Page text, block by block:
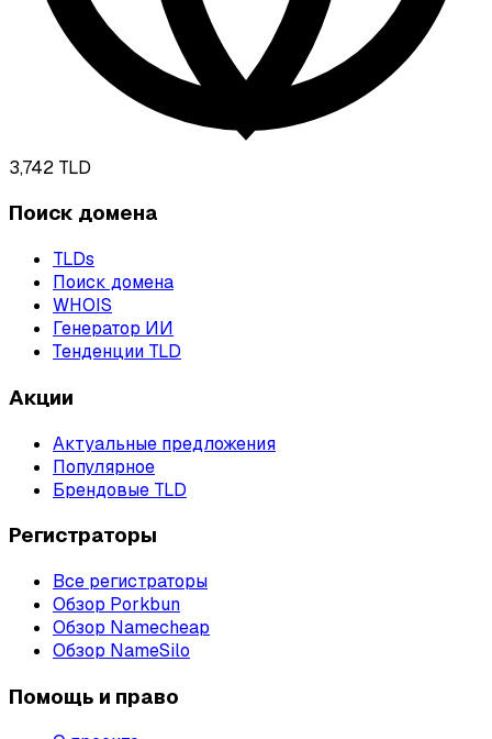
3,742 TLD
Поиск домена
TLDs
Поиск домена
WHOIS
Генератор ИИ
Тенденции TLD
Акции
Актуальные предложения
Популярное
Брендовые TLD
Регистраторы
Все регистраторы
Обзор Porkbun
Обзор Namecheap
Обзор NameSilo
Помощь и право